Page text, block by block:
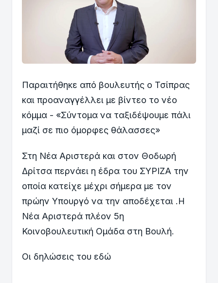
Παραιτήθηκε από βουλευτής ο Τσίπρας
και προαναγγέλλει με βίντεο το νέο
κόμμα - «Σύντομα να ταξιδέψουμε πάλι
μαζί σε πιο όμορφες θάλασσες»
Στη Νέα Αριστερά και στον Θοδωρή
Δρίτσα περνάει η έδρα του ΣΥΡΙΖΑ την
οποία κατείχε μέχρι σήμερα με τον
πρώην Υπουργό να την αποδέχεται .Η
Νέα Αριστερά πλέον 5η
Κοινοβουλευτική Ομάδα στη Βουλή.
Oι δηλώσεις του εδώ